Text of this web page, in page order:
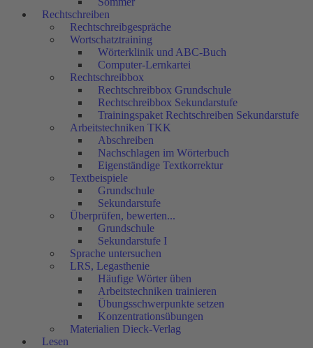
Rechtschreiben
Rechtschreibgespräche
Wortschatztraining
Wörterklinik und ABC-Buch
Computer-Lernkartei
Rechtschreibbox
Rechtschreibbox Grundschule
Rechtschreibbox Sekundarstufe
Trainingspaket Rechtschreiben Sekundarstufe
Arbeitstechniken TKK
Abschreiben
Nachschlagen im Wörterbuch
Eigenständige Textkorrektur
Textbeispiele
Grundschule
Sekundarstufe
Überprüfen, bewerten...
Grundschule
Sekundarstufe I
Sprache untersuchen
LRS, Legasthenie
Häufige Wörter üben
Arbeitstechniken trainieren
Übungsschwerpunkte setzen
Konzentrationsübungen
Materialien Dieck-Verlag
Lesen